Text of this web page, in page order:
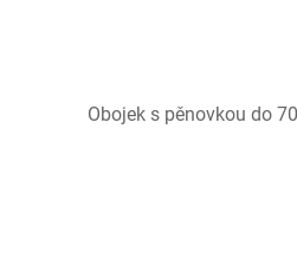
Obojek s pěnovkou do